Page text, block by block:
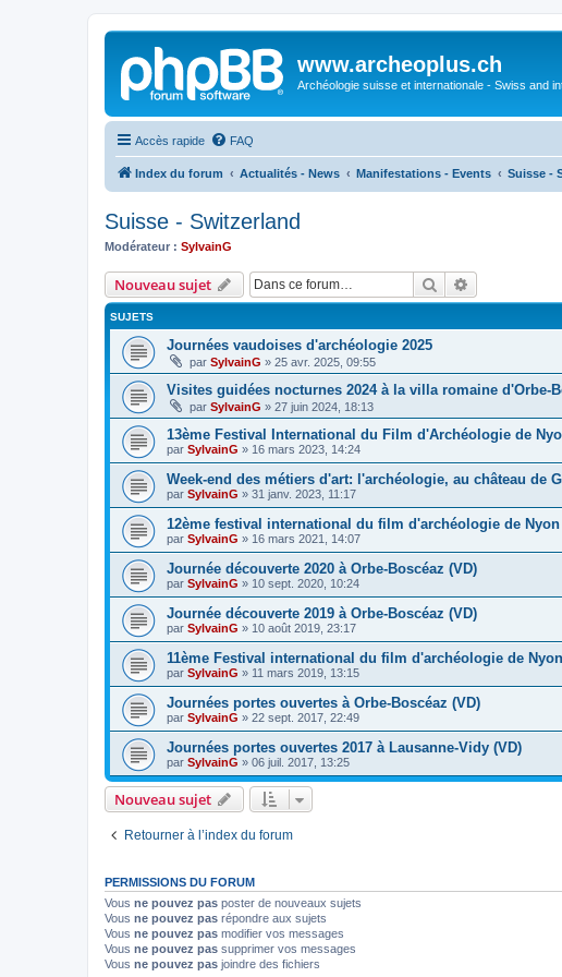
www.archeoplus.ch
Archéologie suisse et internationale - Swiss and
Accès rapide FAQ
Index du forum Actualités - News Manifestations - Events Suisse -
Suisse - Switzerland
Modérateur : SylvainG
Nouveau sujet Rechercher
SUJETS
Journées vaudoises d'archéologie 2025
par SylvainG » 25 avr. 2025, 09:55
Visites guidées nocturnes 2024 à la villa romaine d'Orbe-
par SylvainG » 27 juin 2024, 18:13
13ème Festival International du Film d'Archéologie de
par SylvainG » 16 mars 2023, 14:24
Week-end des métiers d'art: l'archéologie, au château de
par SylvainG » 31 janv. 2023, 11:17
12ème festival international du film d'archéologie de Nyon
par SylvainG » 16 mars 2021, 14:07
Journée découverte 2020 à Orbe-Boscéaz (VD)
par SylvainG » 10 sept. 2020, 10:24
Journée découverte 2019 à Orbe-Boscéaz (VD)
par SylvainG » 10 août 2019, 23:17
11ème Festival international du film d'archéologie de Nyon
par SylvainG » 11 mars 2019, 13:15
Journées portes ouvertes à Orbe-Boscéaz (VD)
par SylvainG » 22 sept. 2017, 22:49
Journées portes ouvertes 2017 à Lausanne-Vidy (VD)
par SylvainG » 06 juil. 2017, 13:25
Nouveau sujet
Retourner à l’index du forum
PERMISSIONS DU FORUM
Vous ne pouvez pas poster de nouveaux sujets
Vous ne pouvez pas répondre aux sujets
Vous ne pouvez pas modifier vos messages
Vous ne pouvez pas supprimer vos messages
Vous ne pouvez pas joindre des fichiers